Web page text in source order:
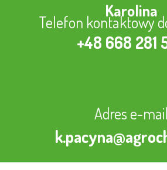
Karolina
Telefon kontaktowy
+48 668 281
Adres e-mail